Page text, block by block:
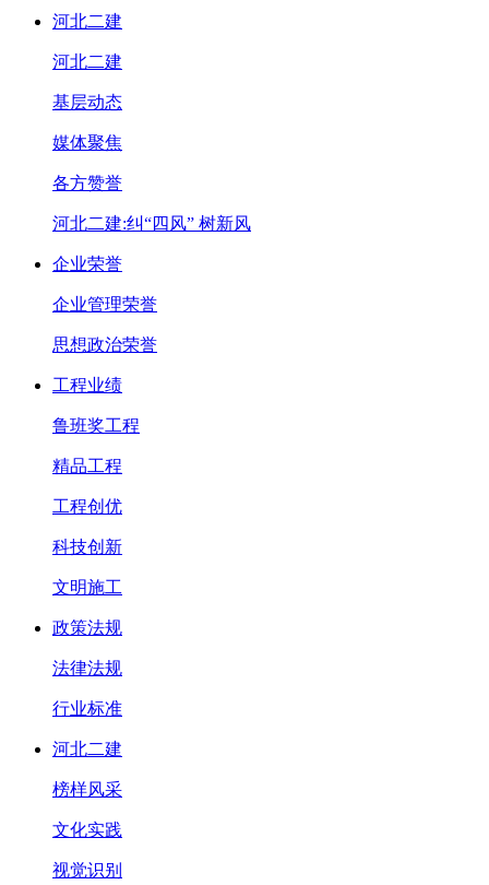
河北二建
河北二建
基层动态
媒体聚焦
各方赞誉
河北二建:纠“四风” 树新风
企业荣誉
企业管理荣誉
思想政治荣誉
工程业绩
鲁班奖工程
精品工程
工程创优
科技创新
文明施工
政策法规
法律法规
行业标准
河北二建
榜样风采
文化实践
视觉识别